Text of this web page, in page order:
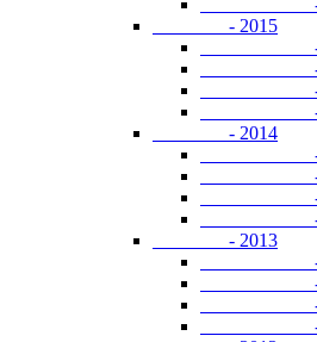
- 04-
- 2015
- 01-
- 02-
- 03-
- 04-
- 2014
- 01-
- 02-
- 03-
- 04-
- 2013
- 01-
- 02-
- 03-
- 04-